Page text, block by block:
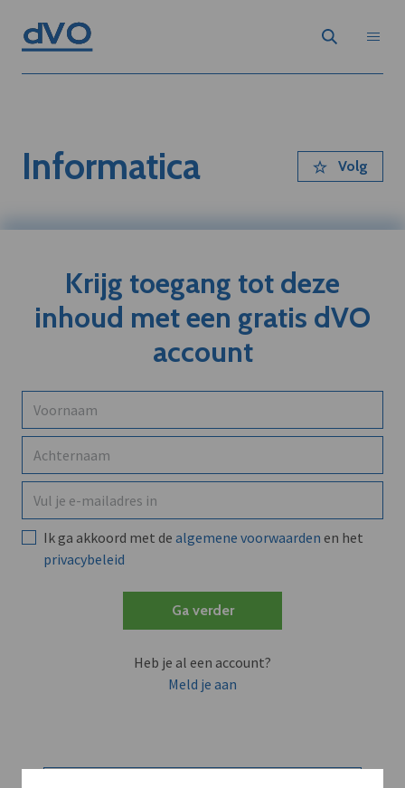
Informatica Volg
Krijg toegang tot deze
inhoud met een gratis dVO
account
Ik ga akkoord met de algemene voorwaarden en het
privacybeleid
Ga verder
Heb je al een account?
Meld je aan